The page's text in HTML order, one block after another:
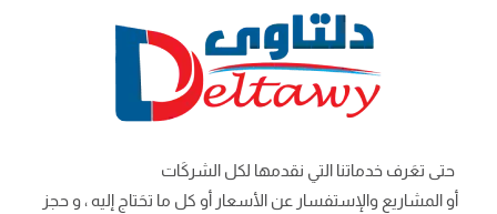
حتى تعَرف خدماتنا التي نقدمها لكل الشركَات
أو المشاريع والإستفسار عن الأسعار أو كل ما تحَتاج إليه ، و حجز